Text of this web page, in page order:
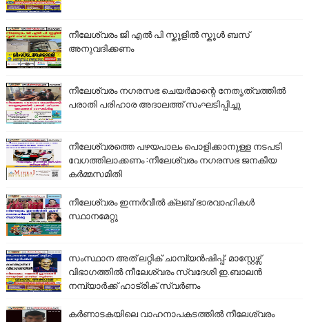
നീലേശ്വരം ജി എൽ പി സ്കൂളിൽ സ്കൂൾ ബസ്
അനുവദിക്കണം
നീലേശ്വരം നഗരസഭ ചെയർമാന്റെ നേതൃത്വത്തിൽ
പരാതി പരിഹാര അദാലത്ത് സംഘടിപ്പിച്ചു
നീലേശ്വരത്തെ പഴയപാലം പൊളിക്കാനുള്ള നടപടി
വേഗത്തിലാക്കണം :നീലേശ്വരം നഗരസഭ ജനകീയ
കർമ്മസമിതി
നീലേശ്വരം ഇന്നർവീൽ ക്ലബ് ഭാരവാഹികൾ
സ്ഥാനമേറ്റു
സംസ്ഥാന അത് ലറ്റിക് ചാമ്പ്യൻഷിപ്പ്: മാസ്റ്റേഴ്സ്
വിഭാഗത്തിൽ നീലേശ്വരം സ്വദേശി ഇ.ബാലൻ
നമ്പ്യാർക്ക് ഹാട്രിക് സ്വർണം
കർണാടകയിലെ വാഹനാപകടത്തിൽ നീലേശ്വരം